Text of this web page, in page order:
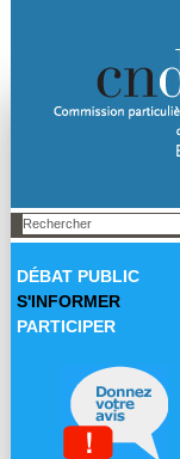
DÉBAT PUBLIC
S'INFORMER
PARTICIPER